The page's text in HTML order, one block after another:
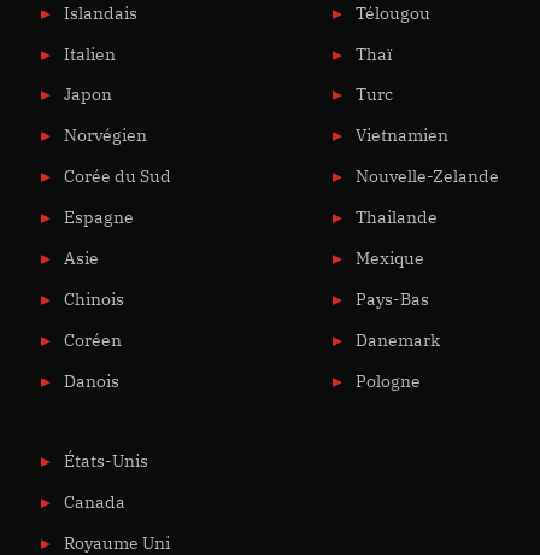
Islandais
Italien
Japon
Norvégien
Corée du Sud
Espagne
Asie
Chinois
Coréen
Danois
Télougou
Thaï
Turc
Vietnamien
Nouvelle-Zelande
Thailande
Mexique
Pays-Bas
Danemark
Pologne
États-Unis
Canada
Royaume Uni